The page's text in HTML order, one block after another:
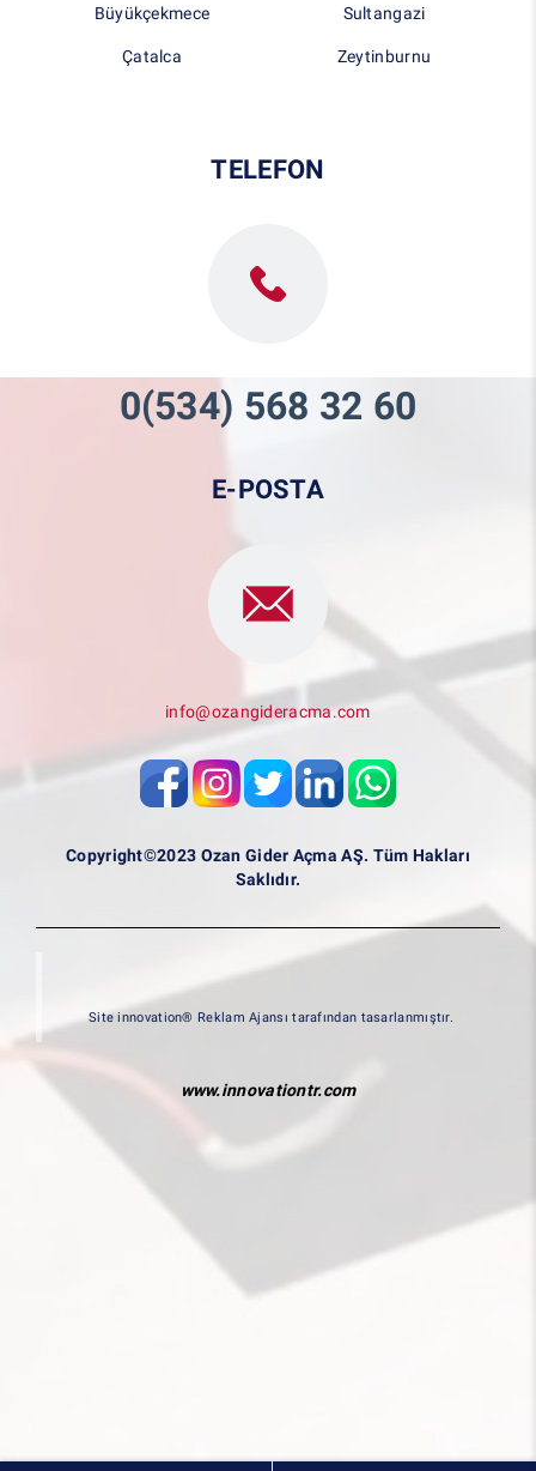
Büyükçekmece Sultangazi
Çatalca Zeytinburnu
TELEFON
0(534) 568 32 60
E-POSTA
info@ozangideracma.com
Copyright©2023 Ozan Gider Açma AŞ. Tüm Hakları
Saklıdır.
Site innovation® Reklam Ajansı tarafından tasarlanmıştır.
www.innovationtr.com